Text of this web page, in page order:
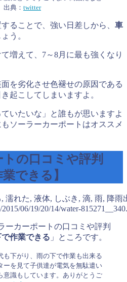
典： twitter
ることで、強い日差しから、 車
う。
増えて、7～8月に最も強くなり
を劣化させ色褪せの原因である
き起こしてしまいますよ。
いたいな」と誰もが思いますよ
ソーラーカーポートはオススメ
の口コミや評判
できる】
06/19/20/14/water-
ーカーポートの口コミや評判
作業できる 」ところです。
も下がり、雨の下で作業も出来る
ーを見て子供達が電気を無駄遣い
意識もしています。ありがとうご